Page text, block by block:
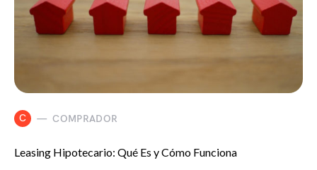
C COMPRADOR
Leasing Hipotecario: Qué Es y Cómo Funciona